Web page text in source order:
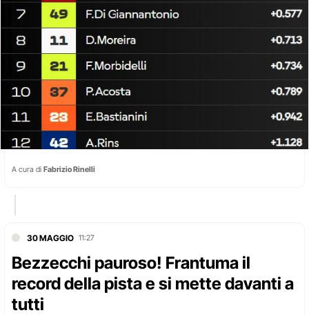
A cura di Fabrizio Rinelli
30 MAGGIO 11:27
Bezzecchi pauroso! Frantuma il
record della pista e si mette davanti a
tutti